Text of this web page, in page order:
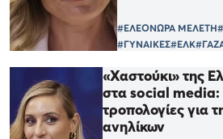
#ΕΛΕΟΝΩΡΑ ΜΕΛΕΤΗ
#ΓΥΝΑΙΚΕΣ#ΕΛΚ
«Χαστούκι» της
στα social media:
τροπολογίες για
ανηλίκων